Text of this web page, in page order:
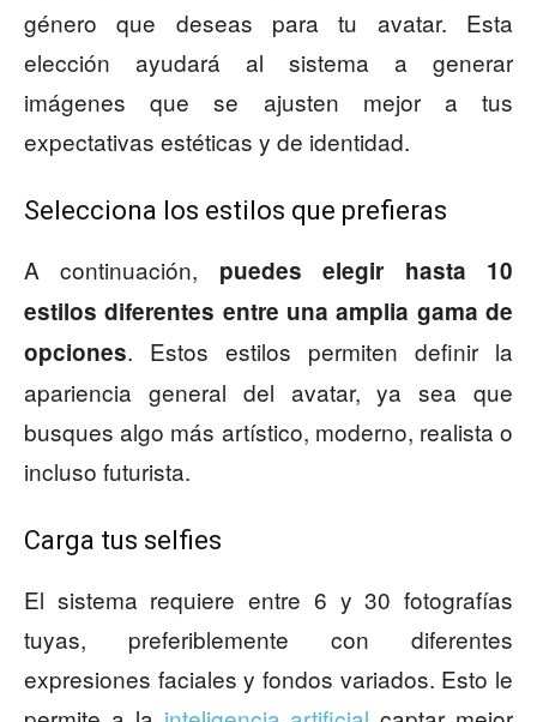
género que deseas para tu avatar. Esta
elección ayudará al sistema a generar
imágenes que se ajusten mejor a tus
expectativas estéticas y de identidad.
Selecciona los estilos que prefieras
A continuación, puedes elegir hasta 10
estilos diferentes entre una amplia gama de
opciones. Estos estilos permiten definir la
apariencia general del avatar, ya sea que
busques algo más artístico, moderno, realista o
incluso futurista.
Carga tus selfies
El sistema requiere entre 6 y 30 fotografías
tuyas, preferiblemente con diferentes
expresiones faciales y fondos variados. Esto le